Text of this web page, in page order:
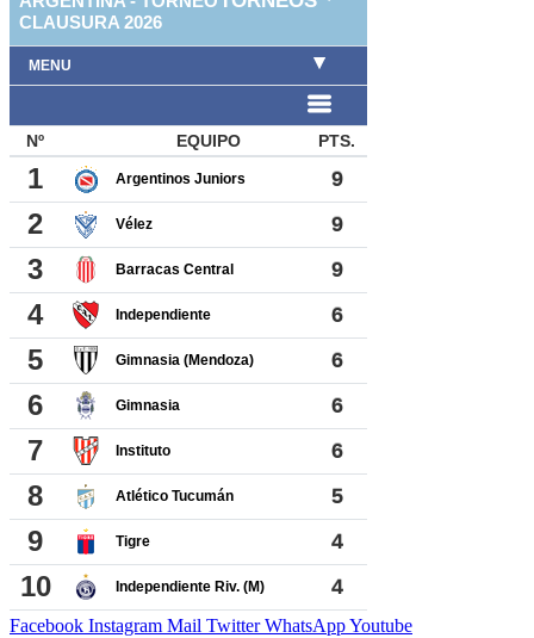
Facebook Instagram Mail Twitter WhatsAppYoutube